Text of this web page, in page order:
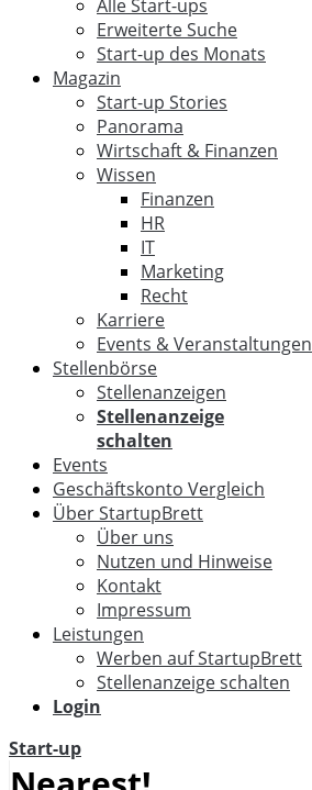
Alle Start-ups
Erweiterte Suche
Start-up des Monats
Magazin
Start-up Stories
Panorama
Wirtschaft & Finanzen
Wissen
Finanzen
HR
IT
Marketing
Recht
Karriere
Events & Veranstaltungen
Stellenbörse
Stellenanzeigen
Stellenanzeige
schalten
Events
Geschäftskonto Vergleich
Über StartupBrett
Über uns
Nutzen und Hinweise
Kontakt
Impressum
Leistungen
Werben auf StartupBrett
Stellenanzeige schalten
Login
Start-up